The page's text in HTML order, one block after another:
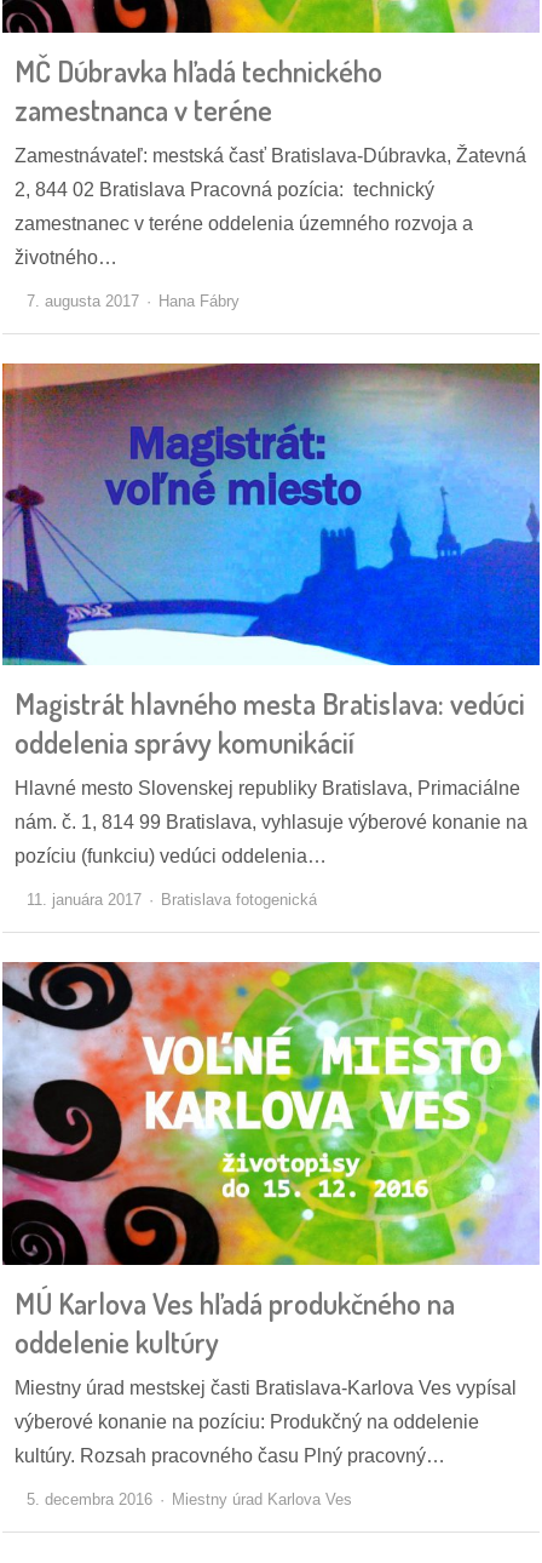
prax
práca
petície
z
videá
vychádzky
/
knihy
/
výstavy
o
nás
podpora
podporte
nás
nás
autorské
kontaktujte
nás
MČ Dúbravka hľadá technického
zamestnanca v teréne
Zamestnávateľ: mestská časť Bratislava-Dúbravka, Žatevná
2, 844 02 Bratislava Pracovná pozícia: technický
zamestnanec v teréne oddelenia územného rozvoja a
životného…
7. augusta 2017 Hana Fábry
Magistrát hlavného mesta Bratislava: vedúci
oddelenia správy komunikácií
Hlavné mesto Slovenskej republiky Bratislava, Primaciálne
nám. č. 1, 814 99 Bratislava, vyhlasuje výberové konanie na
pozíciu (funkciu) vedúci oddelenia…
11. januára 2017 Bratislava fotogenická
MÚ Karlova Ves hľadá produkčného na
oddelenie kultúry
Miestny úrad mestskej časti Bratislava-Karlova Ves vypísal
výberové konanie na pozíciu: Produkčný na oddelenie
kultúry. Rozsah pracovného času Plný pracovný…
5. decembra 2016 Miestny úrad Karlova Ves